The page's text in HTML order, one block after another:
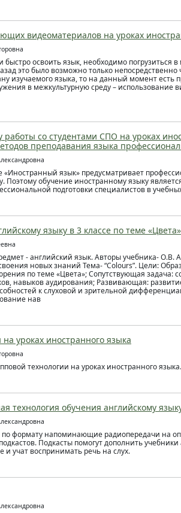
видеоматериалов на уроках
быстро освоить язык, необходимо погрузиться
это было возможно только
изучаемого языка, то на данный момент есть
в межкультурную среду – использование
со студентами СПО на уроках
преподавания языка
язык» предусматривает
Поэтому обучение иностранному языку
подготовки специалистов в
языку в 3 классе по теме «Цвета»
- английский язык. Авторы учебника-
новых знаний Тема- “Colours”. Цели:
по теме «Цвета»; Сопутствующая задача:
навыков аудирования; Развивающая:
к слуховой и зрительной
нав
на уроках иностранного языка
технологии на уроках иностранного языка.
технология обучения английскому
по формату напоминающие радиопередачи на
Подкасты помогут дополнить
учат воспринимать речь на слух.